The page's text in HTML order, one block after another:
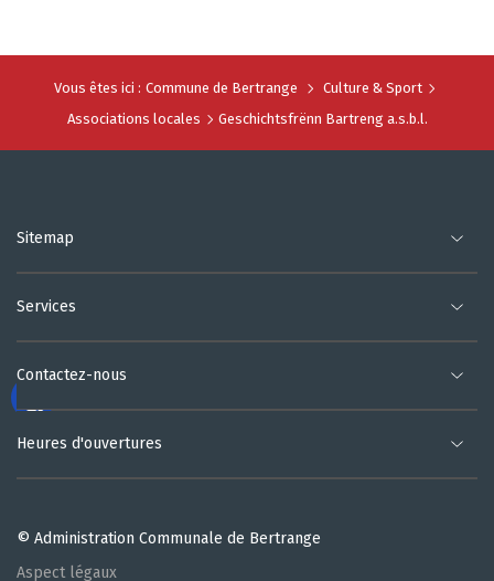
Vous êtes ici : Commune de Bertrange
Culture & Sport
Associations locales
Geschichtsfrënn Bartreng a.s.b.l.
Sitemap
Services
Contactez-nous
Heures d'ouvertures
© Administration Communale de Bertrange
Aspect légaux